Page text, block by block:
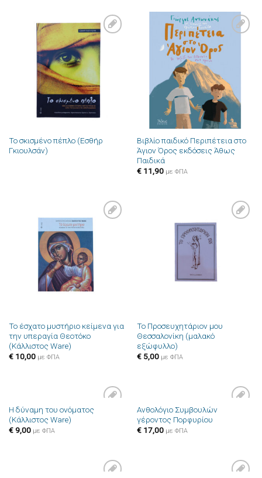
Πρόσθήκη
στην λίστα
επιθυμιών
Το σκισμένο πέπλο (Εσθήρ
Γκιουλσάν)
στην λίστα
Βιβλίο παιδικό Περιπέτεια στο
Άγιον Όρος εκδόσεις Άθως
Παιδικά
€11,90 με ΦΠΑ
Το έσχατο μυστήριο κείμενα για
την υπεραγία Θεοτόκο
(Κάλλιστος Ware)
€10,00 με ΦΠΑ
στην λίστα
Το Προσευχητάριον μου
Θεσσαλονίκη (μαλακό
εξώφυλλο)
€5,00 με ΦΠΑ
Πρόσθήκη
Η δύναμη του ονόματος
(Κάλλιστος Ware)
€9,00 με ΦΠΑ
Πρόσθήκη
Ανθολόγιο Συμβουλών
γέροντος Πορφυρίου
€17,00 με ΦΠΑ